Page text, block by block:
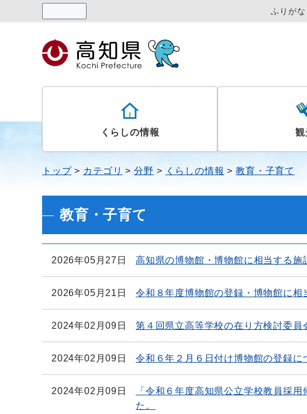
ふりがな
くらしの情報 観
トップ カテゴリ 分野 くらしの情報 教育・子育て
教育・子育て
2026年05月27日 高知県の博物館・博物館に相当する施
2026年05月21日 令和８年度博物館の登録・博物館に
2024年02月09日 第４回県立高等学校の在り方検討委員
2024年02月09日 令和６年２月６日付け博物館の登録に
2024年02月09日
「令和６年度高知県公立学校教員採
た。